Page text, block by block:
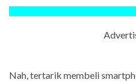
Nah, tertarik membeli